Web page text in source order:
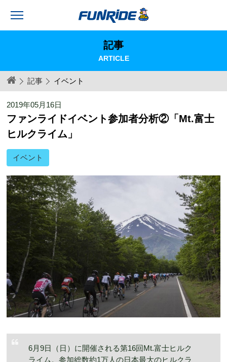
記事
ARTICLE
記事 イベント
2019年05月16日
ファンライドイベント参加者分析②「Mt.富士
ヒルクライム」
イベント
6月9日（日）に開催される第16回Mt.富士ヒルク
ライム。参加総数約1万人の日本最大のヒルクラ